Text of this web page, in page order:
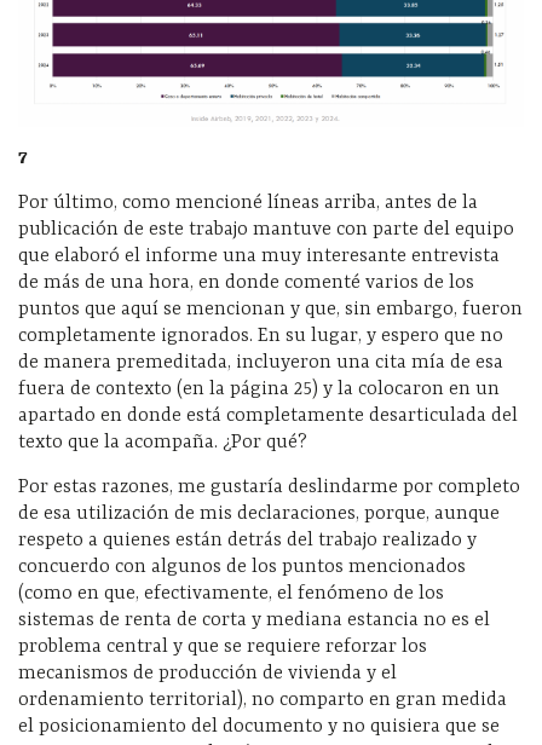
7
Por último, como mencioné líneas arriba, antes de la
publicación de este trabajo mantuve con parte del equipo
que elaboró el informe una muy interesante entrevista
de más de una hora, en donde comenté varios de los
puntos que aquí se mencionan y que, sin embargo, fueron
completamente ignorados. En su lugar, y espero que no
de manera premeditada, incluyeron una cita mía de esa
fuera de contexto (en la página 25) y la colocaron en un
apartado en donde está completamente desarticulada del
texto que la acompaña. ¿Por qué?
Por estas razones, me gustaría deslindarme por completo
de esa utilización de mis declaraciones, porque, aunque
respeto a quienes están detrás del trabajo realizado y
concuerdo con algunos de los puntos mencionados
(como en que, efectivamente, el fenómeno de los
sistemas de renta de corta y mediana estancia no es el
problema central y que se requiere reforzar los
mecanismos de producción de vivienda y el
ordenamiento territorial), no comparto en gran medida
el posicionamiento del documento y no quisiera que se